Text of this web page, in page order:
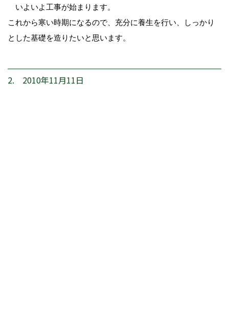
いよいよ工事が始まります。
これから寒い時期になるので、充分に養生を行い、しっかり
とした基礎を造りたいと思います。
2. 2010年11月11日